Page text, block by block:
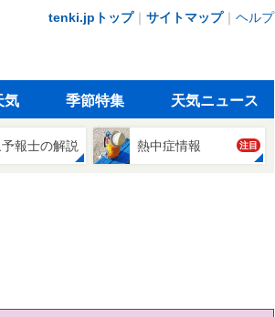
tenki.jpトップ｜ サイトマップ｜ ヘルプ
気 季節特集 天気ニュース
報士の解説 熱中症情報 注目